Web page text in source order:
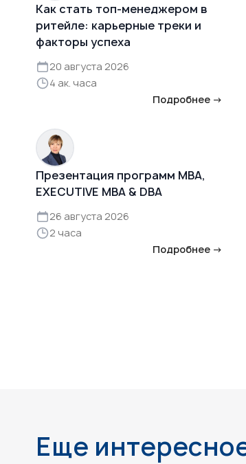
Как стать топ-менеджером в
ритейле: карьерные треки и
факторы успеха
20 августа 2026
4 ак. часа
Подробнее →
Презентация программ MBA,
EXECUTIVE MBA & DBA
26 августа 2026
2 часа
Подробнее →
Еще